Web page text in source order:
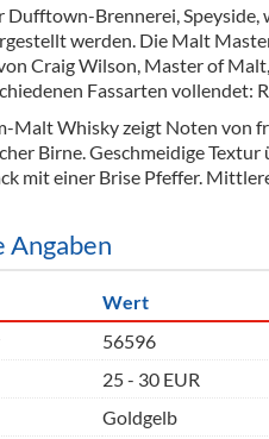
Kaffee
Dufftown-Brennerei, Speyside,
werden. Die Malt
Craig Wilson, Master of
Fassarten vollendet:
Malt Whisky zeigt Noten von
Birne. Geschmeidige Textur
mit einer Brise Pfeffer.
Angaben
Wert
56596
25 - 30 EUR
Goldgelb